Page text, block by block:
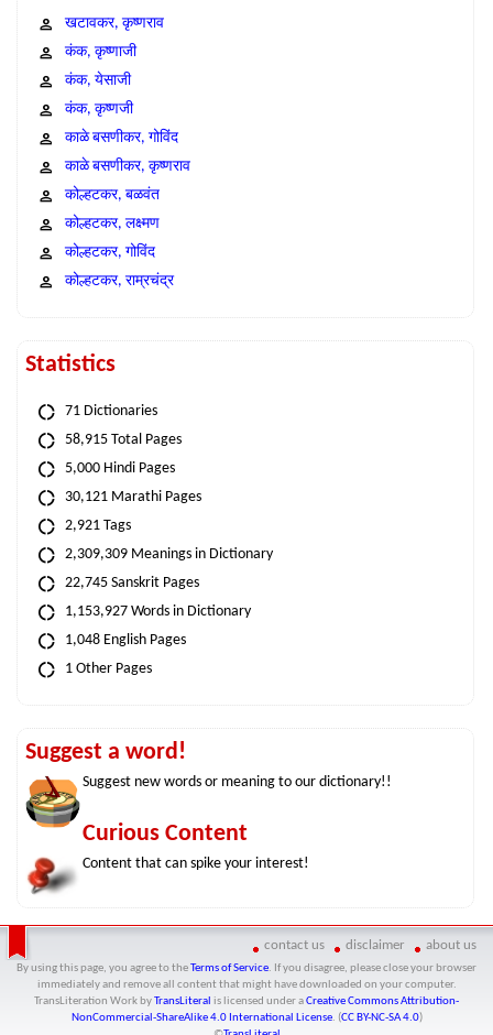
खटावकर, कृष्णराव
कंक, कृष्णाजी
कंक, येसाजी
कंक, कृष्णजी
काळे बसणीकर, गोविंद
काळे बसणीकर, कृष्णराव
कोल्हटकर, बळवंत
कोल्हटकर, लक्ष्मण
कोल्हटकर, गोविंद
कोल्हटकर, राम्रचंद्र
Statistics
71 Dictionaries
58,915 Total Pages
5,000 Hindi Pages
30,121 Marathi Pages
2,921 Tags
2,309,309 Meanings in Dictionary
22,745 Sanskrit Pages
1,153,927 Words in Dictionary
1,048 English Pages
1 Other Pages
Suggest a word!
Suggest new words or meaning to our dictionary!!
Curious Content
Content that can spike your interest!
contact us disclaimer about us
By using this page, you agree to the Terms of Service. If you disagree, please close your browser
immediately and remove all content that might have downloaded on your computer.
TransLiteration Workby TransLiteral is licensed under aCreative Commons Attribution-
NonCommercial-ShareAlike 4.0 International License. (CC BY-NC-SA 4.0)